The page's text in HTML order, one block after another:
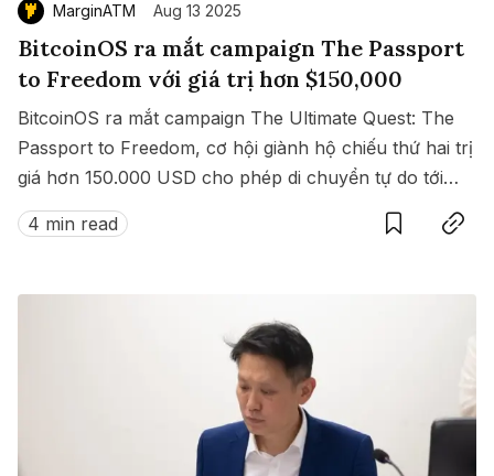
MarginATM Aug 13 2025
BitcoinOS ra mắt campaign The Passport
to Freedom với giá trị hơn $150,000
BitcoinOS ra mắt campaign The Ultimate Quest: The
Passport to Freedom, cơ hội giành hộ chiếu thứ hai trị
giá hơn 150.000 USD cho phép di chuyển tự do tới
hàng loạt quốc gia không cần visa.
4 min read
SaveCopy link